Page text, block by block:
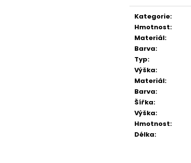
cena:
Kategorie:
Hmotnost:
Materiál:
Barva:
Typ:
Výška:
Materiál:
Barva:
Šířka:
Výška:
Hmotnost:
Délka: